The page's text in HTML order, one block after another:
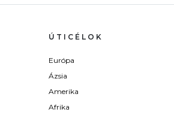
ÚTICÉLOK
Európa
Ázsia
Amerika
Afrika